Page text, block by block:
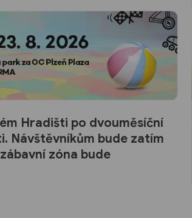
Hradišti po dvouměsíční
Návštěvníkům bude zatím
zóna bude